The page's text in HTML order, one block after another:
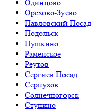
Одинцово
Орехово-Зуево
Павловский Посад
Подольск
Пушкино
Раменское
Реутов
Сергиев Посад
Серпухов
Солнечногорск
Ступино